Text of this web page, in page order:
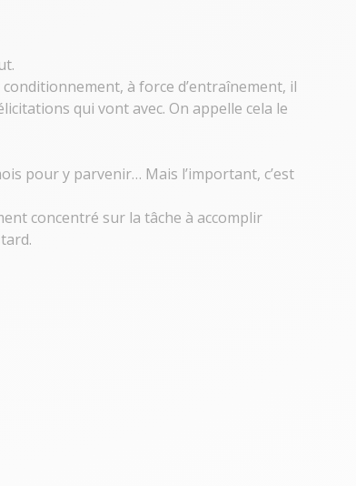
conditionnement, à force d’entraînement, il
qui vont avec. On appelle cela le
pour y parvenir… Mais l’important, c’est
concentré sur la tâche à accomplir